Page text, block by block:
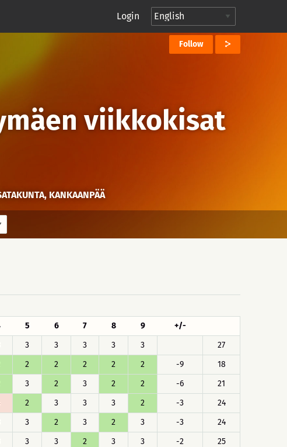
Login
Follow
viikkokisat
KANKAANPÄÄ
5 6 7 8 9
+/-
3 3 3 3 3
27
2 2 2 2 2 -9
18
3 2 3 2 2 -6
21
2 3 3 3 2 -3
24
3 2 3 2 3 -3
24
3 3 2 3 3 -2
25